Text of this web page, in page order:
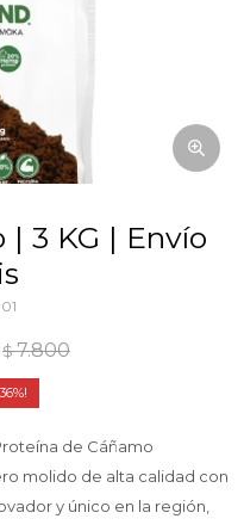
| 3 KG | Envío
$ 7.800
36
de Cáñamo
molido de alta calidad con
y único en la región,